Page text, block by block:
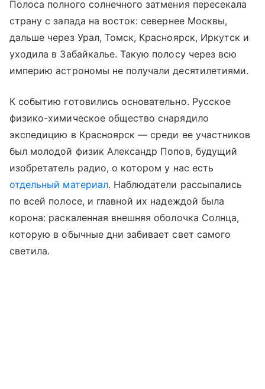
Полоса полного солнечного затмения пересекала
страну с запада на восток: севернее Москвы,
дальше через Урал, Томск, Красноярск, Иркутск и
уходила в Забайкалье. Такую полосу через всю
империю астрономы не получали десятилетиями.
К событию готовились основательно. Русское
физико-химическое общество снарядило
экспедицию в Красноярск — среди ее участников
был молодой физик Александр Попов, будущий
изобретатель радио, о котором у нас есть
отдельный материал. Наблюдатели рассыпались
по всей полосе, и главной их надеждой была
корона: раскаленная внешняя оболочка Солнца,
которую в обычные дни забивает свет самого
светила.